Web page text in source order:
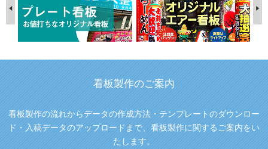
看板製作のご案内
看板製作の流れからデータの作成方法・テンプレートのダウンロー
ド・入稿データのアップロードまで、看板製作に関するご案内をい
たします。